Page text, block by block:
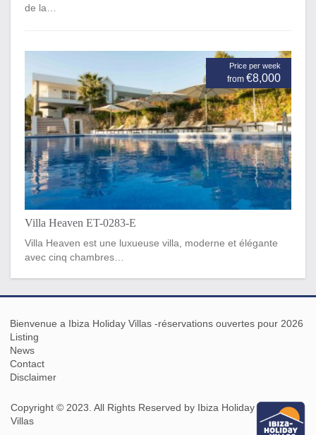
de la…
Price per week
from €8,000
Villa Heaven ET-0283-E
Villa Heaven est une luxueuse villa, moderne et élégante
avec cinq chambres…
Bienvenue a Ibiza Holiday Villas -réservations ouvertes pour 2026
Listing
News
Contact
Disclaimer
Copyright © 2023. All Rights Reserved by Ibiza Holiday
Villas